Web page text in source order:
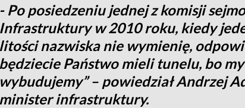
- Po posiedzeniu jednej z komisji
Infrastruktury w 2010 roku, kiedy
litości nazwiska nie wymienię,
będziecie Państwo mieli tunelu, bo
wybudujemy” – powiedział Andrzej
minister infrastruktury.